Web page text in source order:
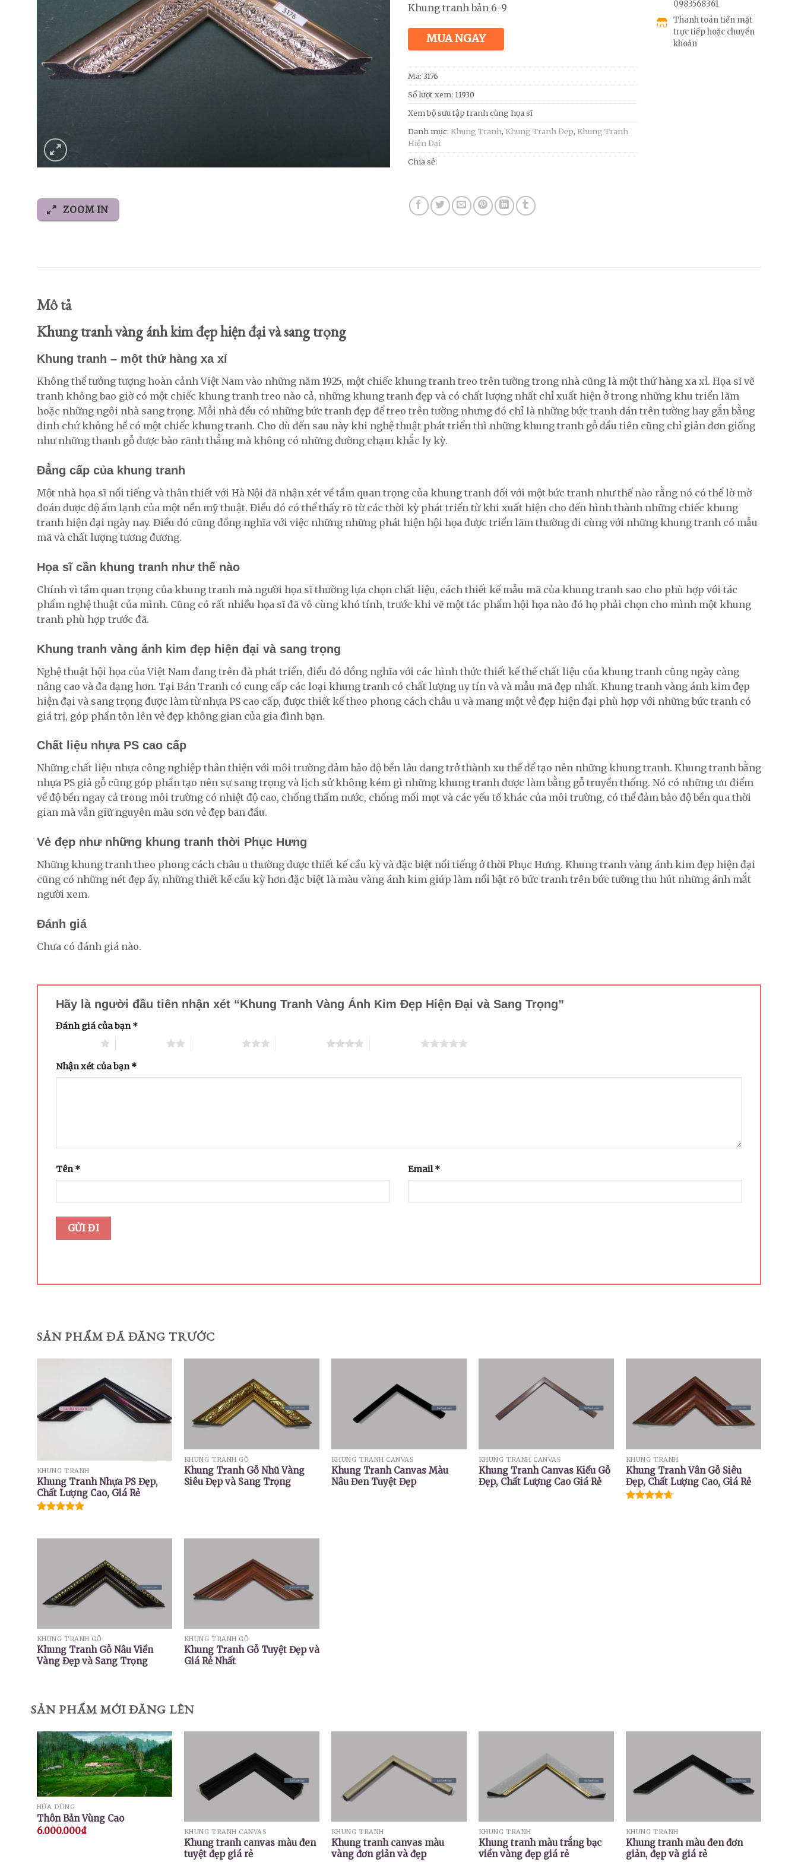
ZOOM IN
Khung tranh bản 6-9
MUA NGAY
Mã: 3176
Số lượt xem: 11930
Xem bộ sưu tập tranh cùng họa sĩ
Danh mục: Khung Tranh, Khung Tranh Đẹp, Khung Tranh
Hiện Đại
Chia sẻ:
0983568361
Thanh toán tiền mặt
trực tiếp hoặc chuyển
khoản
Mô tả
Khung tranh vàng ánh kim đẹp hiện đại và sang trọng
Khung tranh – một thứ hàng xa xỉ
Không thể tưởng tượng hoàn cảnh Việt Nam vào những năm 1925, một chiếc khung tranh treo trên tường trong nhà cũng là một thứ hàng xa xỉ. Họa sĩ vẽ
tranh không bao giờ có một chiếc khung tranh treo nào cả, những khung tranh đẹp và có chất lượng nhất chỉ xuất hiện ở trong những khu triển lãm
hoặc những ngôi nhà sang trọng. Mỗi nhà đều có những bức tranh đẹp để treo trên tường nhưng đó chỉ là những bức tranh dán trên tường hay gắn bằng
đinh chứ không hề có một chiếc khung tranh. Cho dù đến sau này khi nghệ thuật phát triển thì những khung tranh gỗ đầu tiên cũng chỉ giản đơn giống
như những thanh gỗ được bào rãnh thẳng mà không có những đường chạm khắc ly kỳ.
Đẳng cấp của khung tranh
Một nhà họa sĩ nổi tiếng và thân thiết với Hà Nội đã nhận xét về tầm quan trọng của khung tranh đối với một bức tranh như thế nào rằng nó có thể lờ mờ
đoán được độ ấm lạnh của một nền mỹ thuật. Điều đó có thể thấy rõ từ các thời kỳ phát triển từ khi xuất hiện cho đến hình thành những chiếc khung
tranh hiện đại ngày nay. Điều đó cũng đồng nghĩa với việc những những phát hiện hội họa được triển lãm thường đi cùng với những khung tranh có mẫu
mã và chất lượng tương đương.
Họa sĩ cần khung tranh như thế nào
Chính vì tầm quan trọng của khung tranh mà người họa sĩ thường lựa chọn chất liệu, cách thiết kế mẫu mã của khung tranh sao cho phù hợp với tác
phẩm nghệ thuật của mình. Cũng có rất nhiều họa sĩ đã vô cùng khó tính, trước khi vẽ một tác phẩm hội họa nào đó họ phải chọn cho mình một khung
tranh phù hợp trước đã.
Khung tranh vàng ánh kim đẹp hiện đại và sang trọng
Nghệ thuật hội họa của Việt Nam đang trên đà phát triển, điều đó đồng nghĩa với các hình thức thiết kế thế chất liệu của khung tranh cũng ngày càng
nâng cao và đa dạng hơn. Tại Bán Tranh có cung cấp các loại khung tranh có chất lượng uy tín và và mẫu mã đẹp nhất. Khung tranh vàng ánh kim đẹp
hiện đại và sang trọng được làm từ nhựa PS cao cấp, được thiết kế theo phong cách châu u và mang một vẻ đẹp hiện đại phù hợp với những bức tranh có
giá trị, góp phần tôn lên vẻ đẹp không gian của gia đình bạn.
Chất liệu nhựa PS cao cấp
Những chất liệu nhựa công nghiệp thân thiện với môi trường đảm bảo độ bền lâu đang trở thành xu thế để tạo nên những khung tranh. Khung tranh bằng
nhựa PS giả gỗ cũng góp phần tạo nên sự sang trọng và lịch sử không kém gì những khung tranh được làm bằng gỗ truyền thống. Nó có những ưu điểm
về độ bền ngay cả trong môi trường có nhiệt độ cao, chống thấm nước, chống mối mọt và các yếu tố khác của môi trường, có thể đảm bảo độ bền qua thời
gian mà vẫn giữ nguyên màu sơn vẻ đẹp ban đầu.
Vẻ đẹp như những khung tranh thời Phục Hưng
Những khung tranh theo phong cách châu u thường được thiết kế cầu kỳ và đặc biệt nổi tiếng ở thời Phục Hưng. Khung tranh vàng ánh kim đẹp hiện đại
cũng có những nét đẹp ấy, những thiết kế cầu kỳ hơn đặc biệt là màu vàng ánh kim giúp làm nổi bật rõ bức tranh trên bức tường thu hút những ánh mắt
người xem.
Đánh giá
Chưa có đánh giá nào.
Hãy là người đầu tiên nhận xét “Khung Tranh Vàng Ánh Kim Đẹp Hiện Đại và Sang Trọng”
Đánh giá của bạn*
Nhận xét của bạn*
Tên* Email*
SẢN PHẨM ĐÃ ĐĂNG TRƯỚC
KHUNG TRANH
Khung Tranh Nhựa PS Đẹp,
Chất Lượng Cao, Giá Rẻ
5 sao
KHUNG TRANH GỖ
Khung Tranh Gỗ Nhũ Vàng
Siêu Đẹp và Sang Trọng
KHUNG TRANH CANVAS
Khung Tranh Canvas Màu
Nâu Đen Tuyệt Đẹp
KHUNG TRANH CANVAS
Khung Tranh Canvas Kiểu Gỗ
Đẹp, Chất Lượng Cao Giá Rẻ
KHUNG TRANH
Khung Tranh Vân Gỗ Siêu
Đẹp, Chất Lượng Cao, Giá Rẻ
KHUNG TRANH GỖ
Khung Tranh Gỗ Nâu Viền
Vàng Đẹp và Sang Trọng
KHUNG TRANH GỖ
Khung Tranh Gỗ Tuyệt Đẹp và
Giá Rẻ Nhất
SẢN PHẨM MỚI ĐĂNG LÊN
HỨA DŨNG
Thôn Bản Vùng Cao
6.000.000₫ KHUNG TRANH CANVAS
Khung tranh canvas màu đen
tuyệt đẹp giá rẻ
KHUNG TRANH
Khung tranh canvas màu
vàng đơn giản và đẹp
KHUNG TRANH
Khung tranh màu trắng bạc
viền vàng đẹp giá rẻ
KHUNG TRANH
Khung tranh màu đen đơn
giản, đẹp và giá rẻ